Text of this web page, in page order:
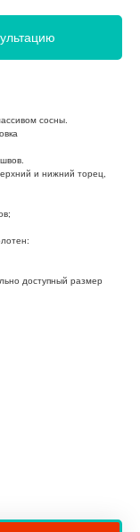
сосны.
и нижний торец,
доступный размер